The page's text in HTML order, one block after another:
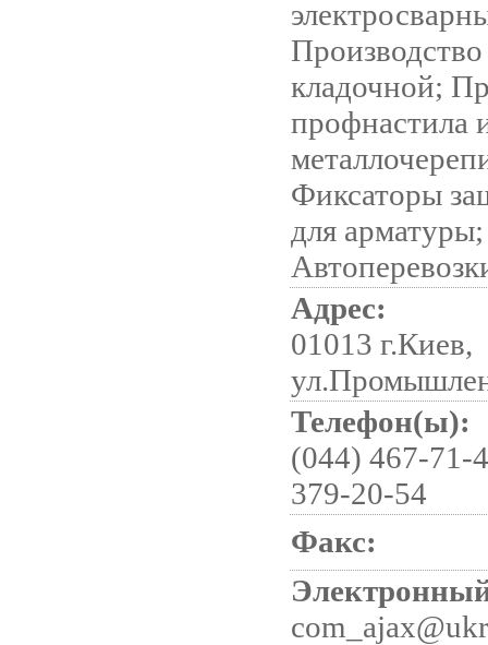
Производство
кладочной;
профнастила
Фиксаторы
для арматуры;
Адрес:
01013 г.Киев,
Телефон(ы):
(044) 467-71-
379-20-54
Факс: